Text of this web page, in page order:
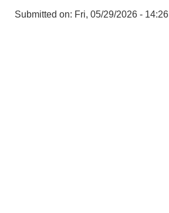
Submitted on: Fri, 05/29/2026 - 14:26